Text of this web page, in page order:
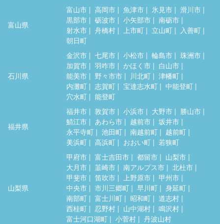
富山県
富山市 高岡市 魚津市 氷見市
滑川市
黒部市
砺波市 小矢部市
南砺市
射水市
舟橋村 上市町 立山町
入善町
朝日町
石川県
金沢市 七尾市 小松市 輪島市
珠洲市
加賀市
羽咋市 かほく市
白山市
能美市
野々市市 川北町
津幡町
内灘町
志賀町 宝達志水町
中能登町
穴水町
能登町
福井県
福井市 敦賀市 小浜市 大野市
勝山市
鯖江市
あわら市 越前市
坂井市
永平寺町
池田町 南越前町
越前町
美浜町
高浜町 おおい町 若狭町
山梨県
甲府市 富士吉田市 都留市
山梨市
大月市
韮崎市 南アルプス市
北杜市
甲斐市
笛吹市 上野原市
甲州市
中央市
市川三郷町 早川町
身延町
南部町
富士川町 昭和町
道志村
西桂町
忍野村 山中湖村
鳴沢村
富士河口湖町
小菅村 丹波山村